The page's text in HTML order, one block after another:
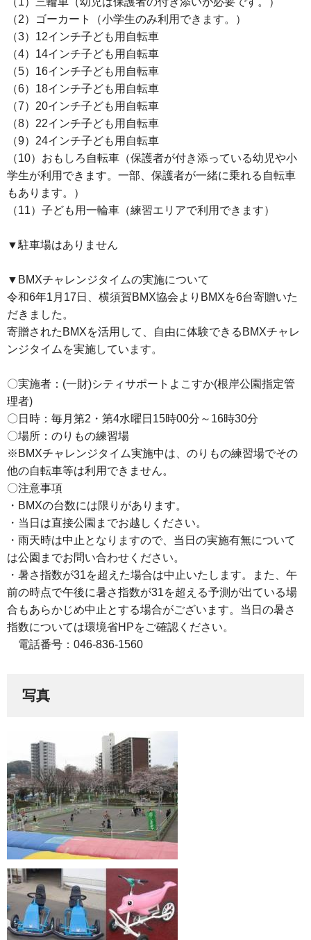
（2）ゴーカート（小学生のみ利用できます。）
（3）12インチ子ども用自転車
（4）14インチ子ども用自転車
（5）16インチ子ども用自転車
（6）18インチ子ども用自転車
（7）20インチ子ども用自転車
（8）22インチ子ども用自転車
（9）24インチ子ども用自転車
（10）おもしろ自転車（保護者が付き添っている幼児や小
学生が利用できます。一部、保護者が一緒に乗れる自転車
もあります。）
（11）子ども用一輪車（練習エリアで利用できます）
▼駐車場はありません
▼BMXチャレンジタイムの実施について
令和6年1月17日、横須賀BMX協会よりBMXを6台寄贈いた
だきました。
寄贈されたBMXを活用して、自由に体験できるBMXチャレ
ンジタイムを実施しています。
〇実施者：(一財)シティサポートよこすか(根岸公園指定管
理者)
〇日時：毎月第2・第4水曜日15時00分～16時30分
〇場所：のりもの練習場
※BMXチャレンジタイム実施中は、のりもの練習場でその
他の自転車等は利用できません。
〇注意事項
・BMXの台数には限りがあります。
・当日は直接公園までお越しください。
・雨天時は中止となりますので、当日の実施有無について
は公園までお問い合わせください。
・暑さ指数が31を超えた場合は中止いたします。また、午
前の時点で午後に暑さ指数が31を超える予測が出ている場
合もあらかじめ中止とする場合がございます。当日の暑さ
指数については環境省HPをご確認ください。
電話番号：046-836-1560
写真